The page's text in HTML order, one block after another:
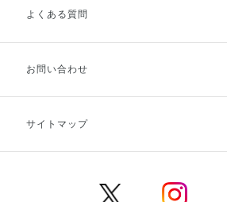
ご利用ガイドトップ
お支払方法
キャンセル・返品・交換
よくある質問
お問い合わせ
サイトマップ